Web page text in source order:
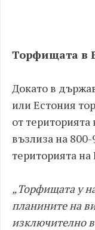
Торфищата в
Докато в
или Естония
от територията
възлиза на
територията на
„Торфищата у
планините на
изключително